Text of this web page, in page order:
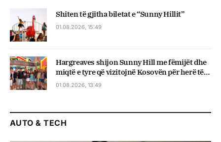
Shiten të gjitha biletat e “Sunny Hillit”
01.08.2026, 15:49
Hargreaves shijon Sunny Hill me fëmijët dhe
miqtë e tyre që vizitojnë Kosovën për herë të
parë
01.08.2026, 13:49
AUTO & TECH